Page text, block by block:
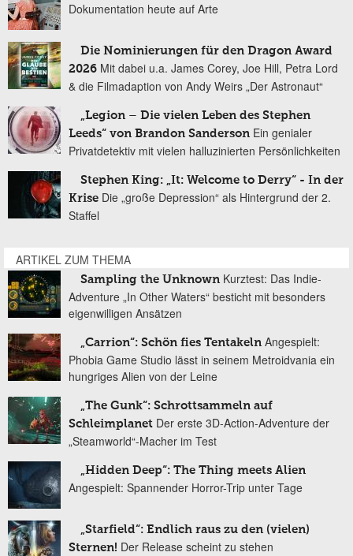
Dokumentation heute auf Arte
Die Nominierungen für den Dragon Award
2026 Mit dabei u.a. James Corey, Joe Hill, Petra Lord
& die Filmadaption von Andy Weirs „Der Astronaut“
„Legion – Die vielen Leben des Stephen
Leeds“ von Brandon Sanderson Ein genialer
Privatdetektiv mit vielen halluzinierten Persönlichkeiten
Stephen King: „It: Welcome to Derry“ - In der
Krise Die „große Depression“ als Hintergrund der 2.
Staffel
ARTIKEL ZUM THEMA
Sampling the Unknown Kurztest: Das Indie-
Adventure „In Other Waters“ besticht mit besonders
eigenwilligen Ansätzen
„Carrion“: Schön fies Tentakeln Angespielt:
Phobia Game Studio lässt in seinem Metroidvania ein
hungriges Alien von der Leine
„The Gunk“: Schrottsammeln auf
Schleimplanet Der erste 3D-Action-Adventure der
„Steamworld“-Macher im Test
„Hidden Deep“: The Thing meets Alien
Angespielt: Spannender Horror-Trip unter Tage
„Starfield“: Endlich raus zu den (vielen)
Sternen! Der Release scheint zu stehen